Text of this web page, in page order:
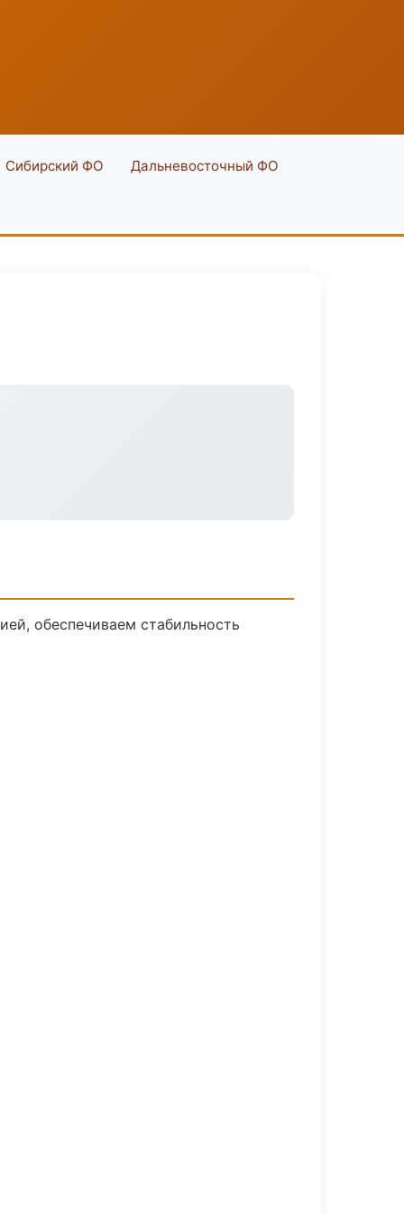
Сибирский ФО Дальневосточный ФО
обеспечиваем стабильность